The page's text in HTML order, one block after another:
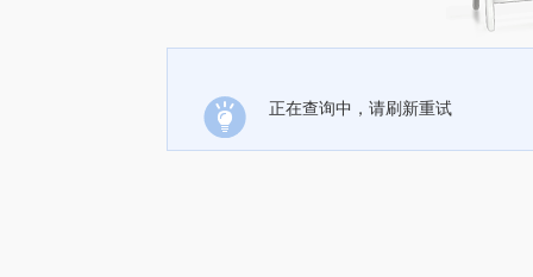
正在查询中，请刷新重试